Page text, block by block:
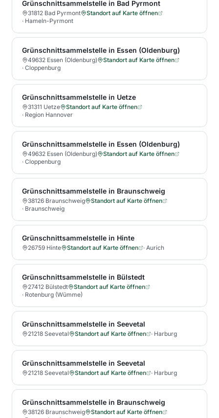
Grünschnittsammelstelle in Bad Pyrmont
31812 Bad Pyrmont
Standort auf Karte öffnen
· Hameln-Pyrmont
Grünschnittsammelstelle in Essen (Oldenburg)
49632 Essen (Oldenburg)
Standort auf Karte öffnen
· Cloppenburg
Grünschnittsammelstelle in Uetze
31311 Uetze
Standort auf Karte öffnen
· Region Hannover
Grünschnittsammelstelle in Essen (Oldenburg)
49632 Essen (Oldenburg)
Standort auf Karte öffnen
· Cloppenburg
Grünschnittsammelstelle in Braunschweig
38126 Braunschweig
Standort auf Karte öffnen
· Braunschweig
Grünschnittsammelstelle in Hinte
26759 Hinte Standort auf Karte öffnen · Aurich
Grünschnittsammelstelle in Bülstedt
27412 Bülstedt
Standort auf Karte öffnen
· Rotenburg (Wümme)
Grünschnittsammelstelle in Seevetal
21218 Seevetal Standort auf Karte öffnen · Harburg
Grünschnittsammelstelle in Seevetal
21218 Seevetal Standort auf Karte öffnen · Harburg
Grünschnittsammelstelle in Braunschweig
38126 Braunschweig
Standort auf Karte öffnen